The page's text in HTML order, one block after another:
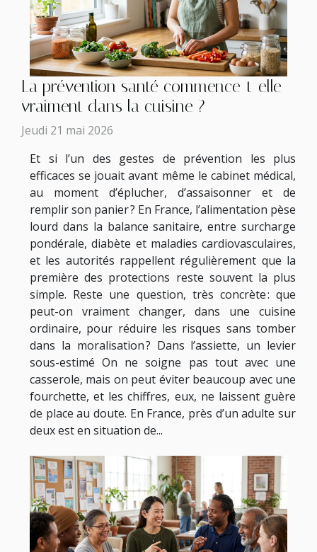
La prévention santé commence-t-elle
vraiment dans la cuisine ?
Jeudi 21 mai 2026
Et si l’un des gestes de prévention les plus
efficaces se jouait avant même le cabinet médical,
au moment d’éplucher, d’assaisonner et de
remplir son panier ? En France, l’alimentation pèse
lourd dans la balance sanitaire, entre surcharge
pondérale, diabète et maladies cardiovasculaires,
et les autorités rappellent régulièrement que la
première des protections reste souvent la plus
simple. Reste une question, très concrète : que
peut-on vraiment changer, dans une cuisine
ordinaire, pour réduire les risques sans tomber
dans la moralisation ? Dans l’assiette, un levier
sous-estimé On ne soigne pas tout avec une
casserole, mais on peut éviter beaucoup avec une
fourchette, et les chiffres, eux, ne laissent guère
de place au doute. En France, près d’un adulte sur
deux est en situation de...